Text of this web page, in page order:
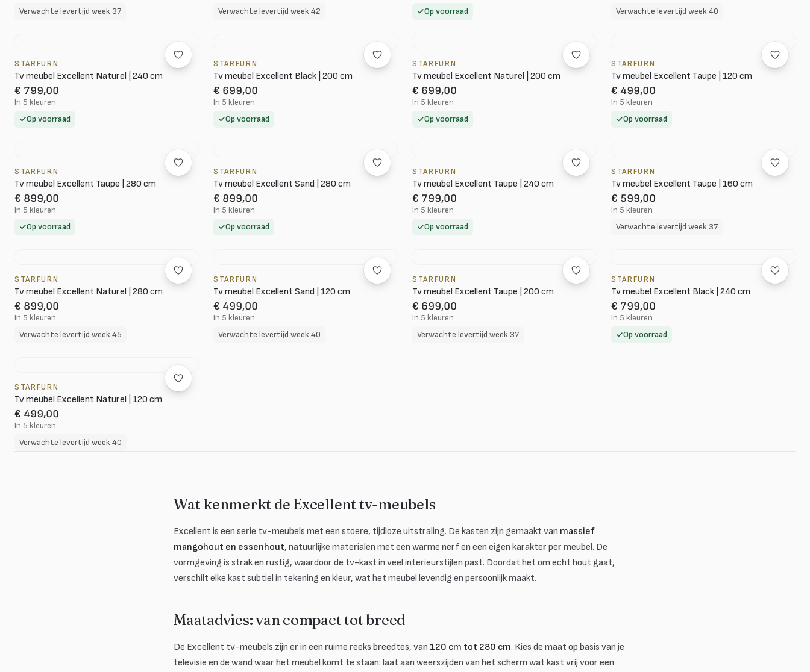
Verwachte levertijd week 37
Verwachte levertijd week 42
Op voorraad
Verwachte levertijd week 40
STARFURN
Tv meubel Excellent Naturel | 240 cm
€ 799,00
In 5 kleuren
Op voorraad
STARFURN
Tv meubel Excellent Black | 200 cm
€ 699,00
In 5 kleuren
Op voorraad
STARFURN
Tv meubel Excellent Naturel | 200 cm
€ 699,00
In 5 kleuren
Op voorraad
STARFURN
Tv meubel Excellent Taupe | 120 cm
€ 499,00
In 5 kleuren
Op voorraad
STARFURN
Tv meubel Excellent Taupe | 280 cm
€ 899,00
In 5 kleuren
Op voorraad
STARFURN
Tv meubel Excellent Sand | 280 cm
€ 899,00
In 5 kleuren
Op voorraad
STARFURN
Tv meubel Excellent Taupe | 240 cm
€ 799,00
In 5 kleuren
Op voorraad
STARFURN
Tv meubel Excellent Taupe | 160 cm
€ 599,00
In 5 kleuren
Verwachte levertijd week 37
STARFURN
Tv meubel Excellent Naturel | 280 cm
€ 899,00
In 5 kleuren
Verwachte levertijd week 45
STARFURN
Tv meubel Excellent Sand | 120 cm
€ 499,00
In 5 kleuren
Verwachte levertijd week 40
STARFURN
Tv meubel Excellent Taupe | 200 cm
€ 699,00
In 5 kleuren
Verwachte levertijd week 37
STARFURN
Tv meubel Excellent Black | 240 cm
€ 799,00
In 5 kleuren
Op voorraad
STARFURN
Tv meubel Excellent Naturel | 120 cm
€ 499,00
In 5 kleuren
Verwachte levertijd week 40
Wat kenmerkt de Excellent tv-meubels
Excellent is een serie tv-meubels met een stoere, tijdloze uitstraling. De kasten zijn gemaakt van massief
mangohout en essenhout, natuurlijke materialen met een warme nerf en een eigen karakter per meubel. De
vormgeving is strak en rustig, waardoor de tv-kast in veel interieurstijlen past. Doordat het om echt hout gaat,
verschilt elke kast subtiel in tekening en kleur, wat het meubel levendig en persoonlijk maakt.
Maatadvies: van compact tot breed
De Excellent tv-meubels zijn er in een ruime reeks breedtes, van 120 cm tot 280 cm. Kies de maat op basis van je
televisie en de wand waar het meubel komt te staan: laat aan weerszijden van het scherm wat kast vrij voor een